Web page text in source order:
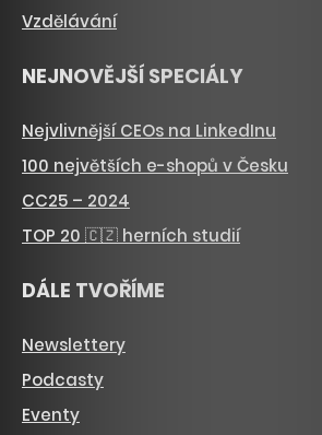
Vzdělávání
NEJNOVĚJŠÍ SPECIÁLY
Nejvlivnější CEOs na LinkedInu
100 největších e-shopů v Česku
CC25 – 2024
TOP 20 🇨🇿 herních studií
DÁLE TVOŘÍME
Newslettery
Podcasty
Eventy